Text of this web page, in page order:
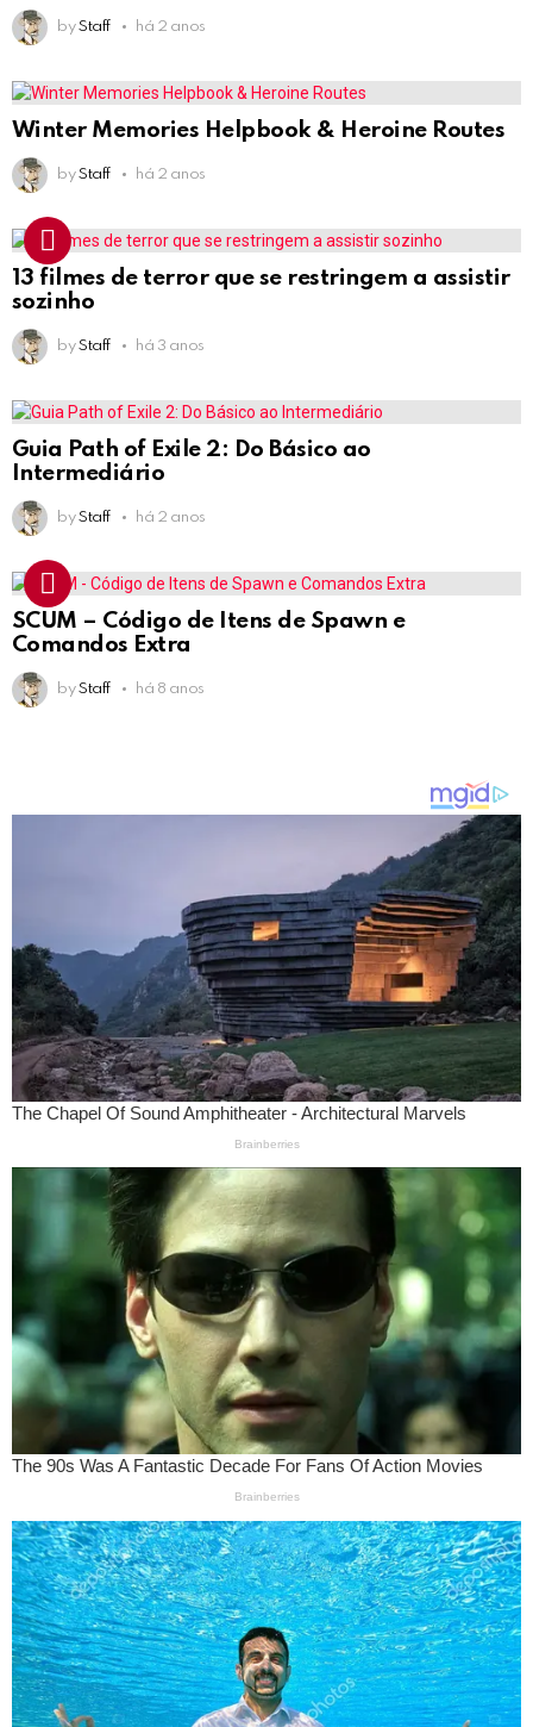
by Staff há 2 anos
Winter Memories Helpbook & Heroine Routes
by Staff há 2 anos
13 filmes de terror que se restringem a assistir
sozinho
by Staff há 3 anos
Guia Path of Exile 2: Do Básico ao
Intermediário
by Staff há 2 anos
SCUM – Código de Itens de Spawn e
Comandos Extra
by Staff há 8 anos